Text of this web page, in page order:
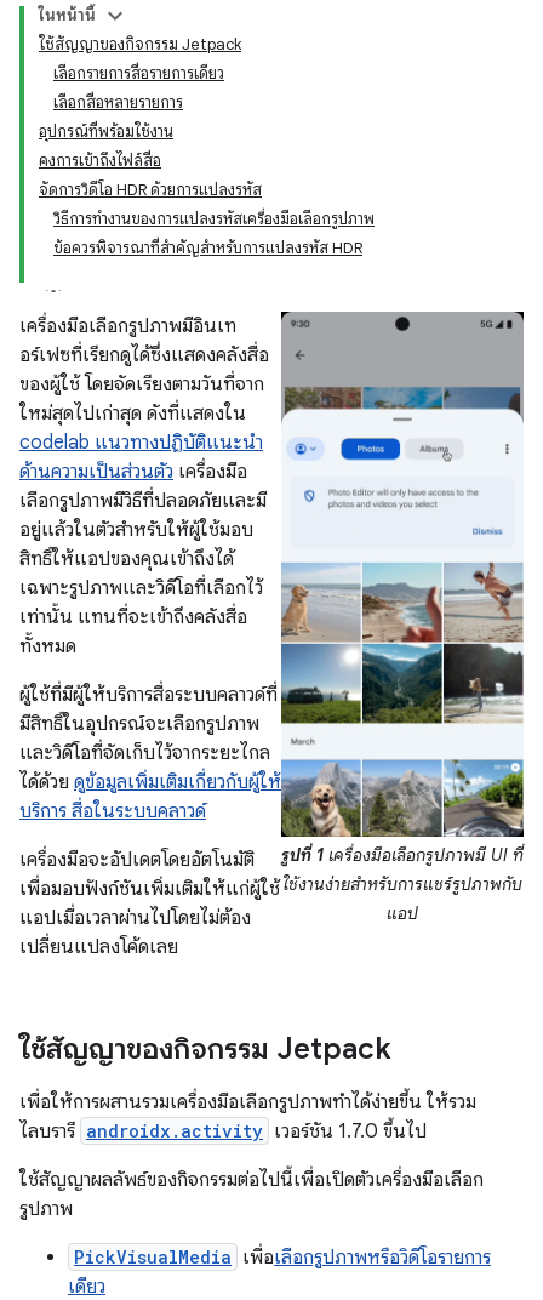
ในหน้านี้
ใช้สัญญาของกิจกรรม Jetpack
เลือกรายการสื่อรายการเดียว
เลือกสื่อหลายรายการ
อุปกรณ์ที่พร้อมใช้งาน
คงการเข้าถึงไฟล์สื่อ
จัดการวิดีโอ HDR ด้วยการแปลงรหัส
วิธีการทำงานของการแปลงรหัสเครื่องมือเลือกรูปภาพ
ข้อควรพิจารณาที่สำคัญสำหรับการแปลงรหัส HDR
รูปที่ 1 เครื่องมือเลือกรูปภาพมี UI ที่
ใช้งานง่ายสำหรับการแชร์รูปภาพกับ
แอป
เครื่องมือเลือกรูปภาพมีอินเท
อร์เฟซที่เรียกดูได้ซึ่งแสดงคลังสื่อ
ของผู้ใช้ โดยจัดเรียงตามวันที่จาก
ใหม่สุดไปเก่าสุด ดังที่แสดงใน
codelab แนวทางปฏิบัติแนะนำ
ด้านความเป็นส่วนตัว เครื่องมือ
เลือกรูปภาพมีวิธีที่ปลอดภัยและมี
อยู่แล้วในตัวสำหรับให้ผู้ใช้มอบ
สิทธิ์ให้แอปของคุณเข้าถึงได้
เฉพาะรูปภาพและวิดีโอที่เลือกไว้
เท่านั้น แทนที่จะเข้าถึงคลังสื่อ
ทั้งหมด
ผู้ใช้ที่มีผู้ให้บริการสื่อระบบคลาวด์ที่
มีสิทธิ์ในอุปกรณ์จะเลือกรูปภาพ
และวิดีโอที่จัดเก็บไว้จากระยะไกล
ได้ด้วย ดูข้อมูลเพิ่มเติมเกี่ยวกับผู้ให้
บริการ สื่อในระบบคลาวด์
เครื่องมือจะอัปเดตโดยอัตโนมัติ
เพื่อมอบฟังก์ชันเพิ่มเติมให้แก่ผู้ใช้
แอปเมื่อเวลาผ่านไปโดยไม่ต้อง
เปลี่ยนแปลงโค้ดเลย
ใช้สัญญาของกิจกรรม Jetpack
เพื่อให้การผสานรวมเครื่องมือเลือกรูปภาพทำได้ง่ายขึ้น ให้รวม
ไลบรารี androidx.activity เวอร์ชัน 1.7.0 ขึ้นไป
ใช้สัญญาผลลัพธ์ของกิจกรรมต่อไปนี้เพื่อเปิดตัวเครื่องมือเลือก
รูปภาพ
PickVisualMedia เพื่อเลือกรูปภาพหรือวิดีโอรายการ
เดียว